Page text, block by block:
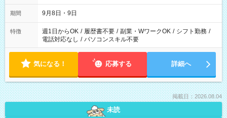
時間は変更となる可能性があります
期間 9月8日・9日
特徴 週1日からOK / 履歴書不要 / 副業・WワークOK / シフト勤務 /
電話対応なし / パソコンスキル不要
気になる！ 応募する 詳細へ
掲載日：2026.08.04
未読